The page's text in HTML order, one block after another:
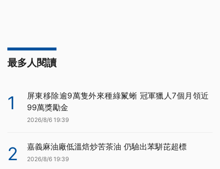
最多人閱讀
1
屏東移除逾9萬隻外來種綠鬣蜥 冠軍獵人7個月領近
99萬獎勵金
2026/8/6 19:39
2 嘉義麻油廠低溫焙炒苦茶油 仍驗出苯駢芘超標
2026/8/6 19:39